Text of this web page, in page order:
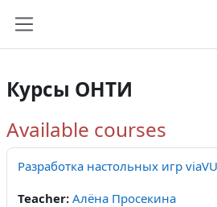
Курсы ОНТИ
Available courses
Разработка настольных игр
Teacher: Алёна Просекина